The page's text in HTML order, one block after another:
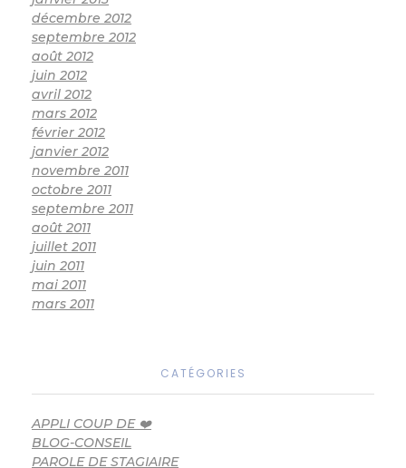
décembre 2012
septembre 2012
août 2012
juin 2012
avril 2012
mars 2012
février 2012
janvier 2012
novembre 2011
octobre 2011
septembre 2011
août 2011
juillet 2011
juin 2011
mai 2011
mars 2011
CATÉGORIES
APPLI COUP DE ❤️
BLOG-CONSEIL
PAROLE DE STAGIAIRE